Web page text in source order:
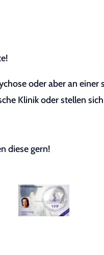
oder aber an einer
Klinik oder stellen
diese gern!